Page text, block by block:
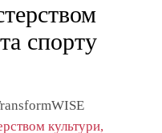
спорту
культури,